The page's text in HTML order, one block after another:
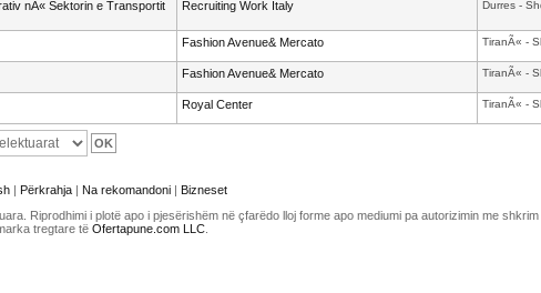
nÃ« Sektorin e Transportit
Recruiting Work Italy Durres -
Fashion Avenue& Mercato TiranÃ« -
Fashion Avenue& Mercato TiranÃ« -
Royal Center TiranÃ« -
| Përkrahja | Na rekomandoni | Bizneset
Riprodhimi i plotë apo i pjesërishëm në çfarëdo lloj forme apo mediumi pa autorizimin me shkrim
tregtare të Ofertapune.com LLC